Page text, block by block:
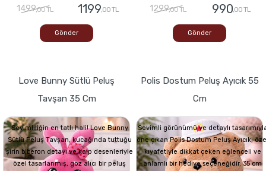
1499,00 TL 1199,00 TL
Gönder
1299,00 TL 990,00 TL
Gönder
Love Bunny Sütlü Peluş
Tavşan 35 Cm
Sevimliliğin en tatlı hali! Love Bunny
Sütlü Peluş Tavşan, kucağında tuttuğu
şirin biberon detayı ve kalp desenleriyle
özel tasarlanmış, göz alıcı bir peluş
Polis Dostum Peluş Ayıcık 55
Cm
Sevimli görünümü ve detaylı
öne çıkan Polis Dostum Peluş Ayıcık,
kıyafetiyle dikkat çeken eğlenceli ve
anlamlı bir hediye seçeneğidir. 35 cm